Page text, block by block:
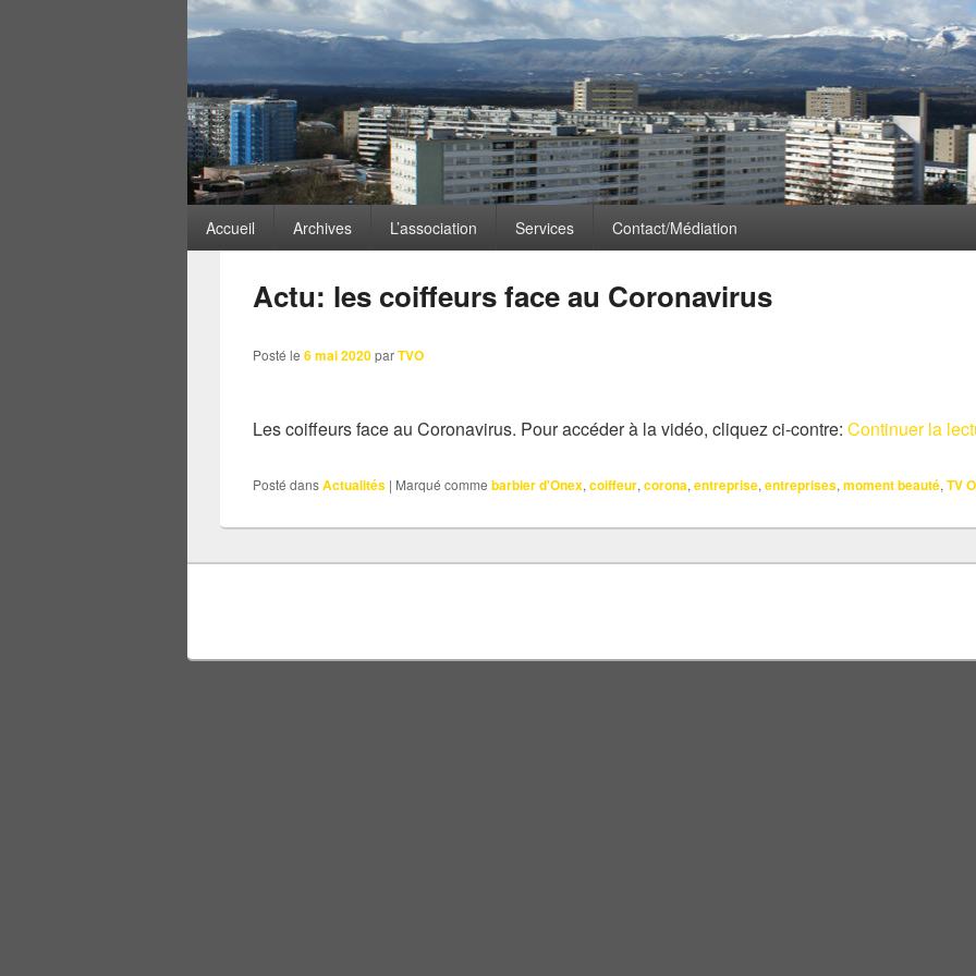
Menu
principal
Accueil Archives L’association Services Contact/Médiation
ARCHIVES DES MOTS-CLÉS :BARBIER D’ONEX
Actu: les coiffeurs face au Coronavirus
Posté le 6 mai 2020parTVO
Les coiffeurs face au Coronavirus. Pour accéder à la vidéo, cliquez ci-contre: Continuer la
Posté dansActualités | Marqué comme barbier d'Onex, coiffeur, corona, entreprise, entreprises, moment beauté, TV